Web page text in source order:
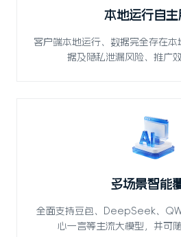
本地运行自主
客户端本地运行、数据完全存在
据及隐私泄漏风险、推广
多场景智能
全面支持豆包、DeepSeek、
心一言等主流大模型，并可